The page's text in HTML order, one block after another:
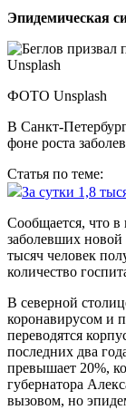
Эпидемическая
ФОТО Unsplash
В Санкт-
фоне роста
Статья по теме:
За сутки 1,8
Сообщается, что в
заболевших
тысяч человек
количество
В северной
коронавирусом и
переводятся
последних два
превышает 20%,
губернатора
вызовом, но